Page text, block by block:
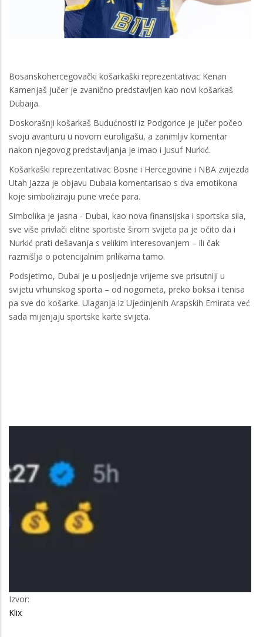
Bosanskohercegovački košarkaški reprezentativac Kenan
Kamenjaš jučer je zvanično predstavljen kao novi košarkaš
Dubaija.
Doskorašnji košarkaš Budućnosti iz Podgorice je jučer počeo
svoju avanturu u novom euroligašu, a zanimljiv komentar
nakon njegovog predstavljanja je imao i Jusuf Nurkić.
Košarkaški reprezentativac Bosne i Hercegovine i NBA zvijezda
Utah Jazza je objavu Dubaia komentarisao s dva emotikona
koje simboliziraju pune vreće para.
Simbolika je jasna - Dubai, kao nova finansijska i sportska sila,
sve više privlači elitne sportiste širom svijeta pa je očito da i
Nurkić prati dešavanja s velikim interesovanjem – ili čak
razmišlja o potencijalnim prilikama tamo.
Podsjetimo, Dubai je u posljednje vrijeme sve prisutniji u
svijetu vrhunskog sporta – od nogometa, preko boksa i tenisa
pa sve do košarke. Ulaganja iz Ujedinjenih Arapskih Emirata već
sada mijenjaju sportske karte svijeta.
Izvor:
Klix